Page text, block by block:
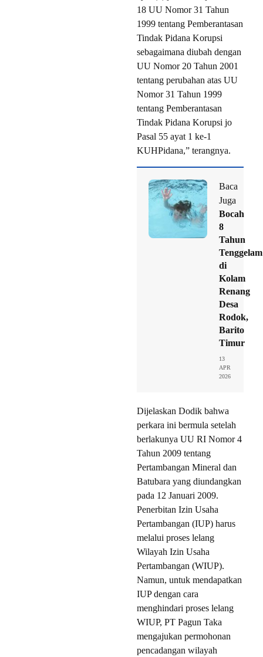
18 UU Nomor 31 Tahun
1999 tentang Pemberantasan
Tindak Pidana Korupsi
sebagaimana diubah dengan
UU Nomor 20 Tahun 2001
tentang perubahan atas UU
Nomor 31 Tahun 1999
tentang Pemberantasan
Tindak Pidana Korupsi jo
Pasal 55 ayat 1 ke-1
KUHPidana,” terangnya.
Baca
Juga
Bocah
8
Tahun
Tenggelam
di
Kolam
Renang
Desa
Rodok,
Barito
Timur
13
APR
2026
Dijelaskan Dodik bahwa
perkara ini bermula setelah
berlakunya UU RI Nomor 4
Tahun 2009 tentang
Pertambangan Mineral dan
Batubara yang diundangkan
pada 12 Januari 2009.
Penerbitan Izin Usaha
Pertambangan (IUP) harus
melalui proses lelang
Wilayah Izin Usaha
Pertambangan (WIUP).
Namun, untuk mendapatkan
IUP dengan cara
menghindari proses lelang
WIUP, PT Pagun Taka
mengajukan permohonan
pencadangan wilayah